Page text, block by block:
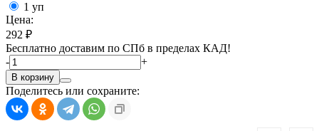
1 уп
Цена:
292 ₽
Бесплатно доставим по СПб в пределах КАД!
-
+
В корзину
Поделитесь или сохраните: